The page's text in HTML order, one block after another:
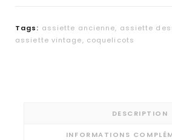
Tags: assiette ancienne, assiette
assiette vintage, coquelicots
DESCRIPTION
INFORMATIONS